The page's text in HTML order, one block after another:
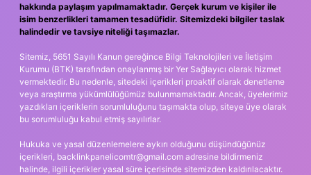
hakkında paylaşım yapılmamaktadır. Gerçek kurum ve kişiler ile
isim benzerlikleri tamamen tesadüfidir. Sitemizdeki bilgiler taslak
halindedir ve tavsiye niteliği taşımazlar.
Sitemiz, 5651 Sayılı Kanun gereğince Bilgi Teknolojileri ve İletişim
Kurumu (BTK) tarafından onaylanmış bir Yer Sağlayıcı olarak hizmet
vermektedir. Bu nedenle, sitedeki içerikleri proaktif olarak denetleme
veya araştırma yükümlülüğümüz bulunmamaktadır. Ancak, üyelerimiz
yazdıkları içeriklerin sorumluluğunu taşımakta olup, siteye üye olarak
bu sorumluluğu kabul etmiş sayılırlar.
Hukuka ve yasal düzenlemelere aykırı olduğunu düşündüğünüz
içerikleri, backlinkpanelicomtr@gmail.com adresine bildirmeniz
halinde, ilgili içerikler yasal süre içerisinde sitemizden kaldırılacaktır.